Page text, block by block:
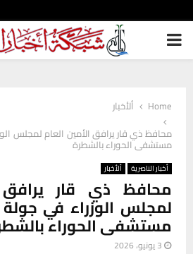
PRIMARY
Home
ألأخبار
محافظ ذي قار يرافق الأمين العام لمجلس
مستشفى الحوراء بالشطرة
أخبار الناصرية ألأخبار
محافظ ذي قار يرافق
لمجلس الوزراء في
مستشفى الحوراء
3 يونيو، 2026